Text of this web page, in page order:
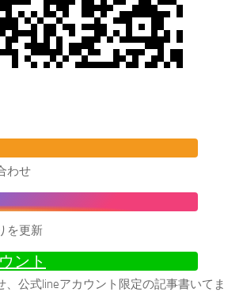
わせ
を更新
ント
、公式lineアカウント限定の記事書いてま